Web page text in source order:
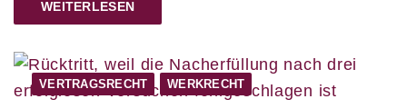
WEITERLESEN
VERTRAGSRECHT WERKRECHT